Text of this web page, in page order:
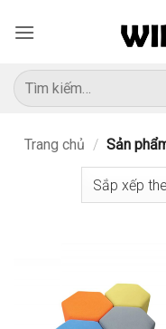
qua
dung
Tìm
kiếm:
Trang chủ / Sản